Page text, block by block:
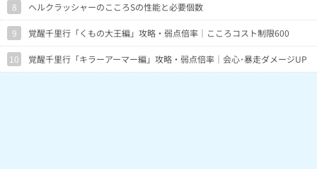
8 ヘルクラッシャーのこころSの性能と必要個数
9 覚醒千里行「くもの大王編」攻略・弱点倍率｜こころコスト制限600
10 覚醒千里行「キラーアーマー編」攻略・弱点倍率｜会心･暴走ダメージUP